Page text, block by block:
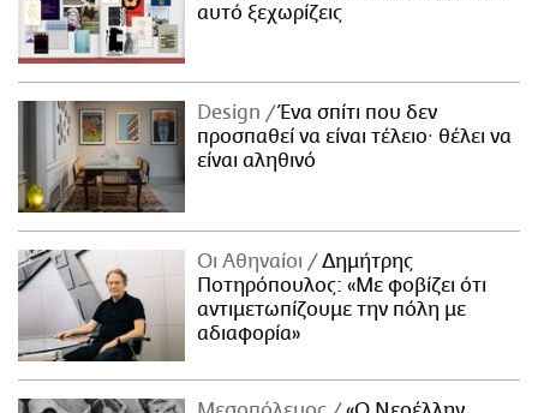
αυτό ξεχωρίζεις
Design
Ένα σπίτι που δεν
προσπαθεί να είναι τέλειο· θέλει να
είναι αληθινό
Οι Αθηναίοι
Δημήτρης
Ποτηρόπουλος: «Με φοβίζει ότι
αντιμετωπίζουμε την πόλη με
αδιαφορία»